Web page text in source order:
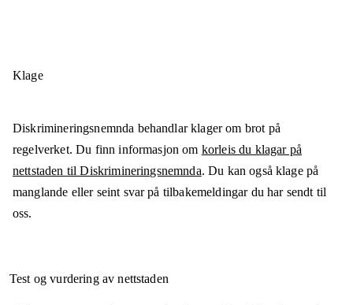
Klage
Diskrimineringsnemnda behandlar klager om brot på
regelverket. Du finn informasjon om korleis du klagar på
nettstaden til Diskrimineringsnemnda. Du kan også klage på
manglande eller seint svar på tilbakemeldingar du har sendt til
oss.
Test og vurdering av nettstaden